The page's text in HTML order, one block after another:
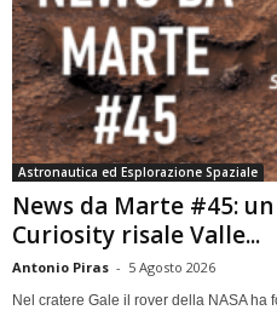
Astronautica ed Esplorazione Spaziale
News da Marte #45:
Curiosity risale Valle...
Antonio Piras - 5 Agosto 2026
Nel cratere Gale il rover della NASA ha